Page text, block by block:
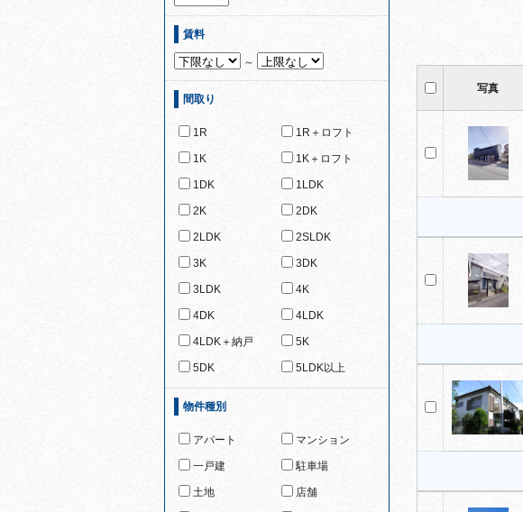
写真
賃料
～
間取り
1R 1R＋ロフト
1K 1K＋ロフト
1DK 1LDK
2K 2DK
2LDK 2SLDK
3K 3DK
3LDK 4K
4DK 4LDK
4LDK＋納戸 5K
5DK 5LDK以上
物件種別
アパート マンション
一戸建 駐車場
土地 店舗